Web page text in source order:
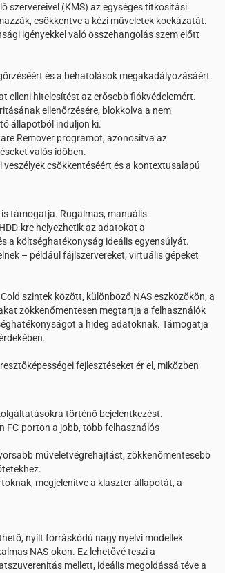
szervereivel (KMS) az egységes titkosítási
csökkentve a kézi műveletek kockázatát.
igényekkel való összehangolás szem előtt
és a behatolások megakadályozásáért.
elleni hitelesítést az erősebb fiókvédelemért.
ellenőrzésére, blokkolva a nem
állapotból induljon ki.
Remover programot, azonosítva az
valós időben.
csökkentéséért és a kontextusalapú
támogatja. Rugalmas, manuális
kre helyezhetik az adatokat a
a költséghatékonyság ideális egyensúlyát.
– például fájlszervereket, virtuális gépeket
szintek között, különböző NAS eszközökön, a
zökkenőmentesen megtartja a felhasználók
a hideg adatoknak. Támogatja
fejlesztéseket ér el, miközben
történő bejelentkezést.
FC-porton a jobb, több felhasználós
műveletvégrehajtást, zökkenőmentesebb
megjelenítve a klaszter állapotát, a
nyílt forráskódú nagy nyelvi modellek
NAS-okon. Ez lehetővé teszi a
mellett, ideális megoldássá téve a